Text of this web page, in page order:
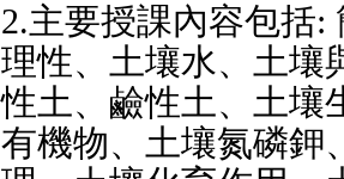
2.主要授課內容包括:
理性、土壤水、土壤
性土、鹼性土、土壤
有機物、土壤氮磷鉀